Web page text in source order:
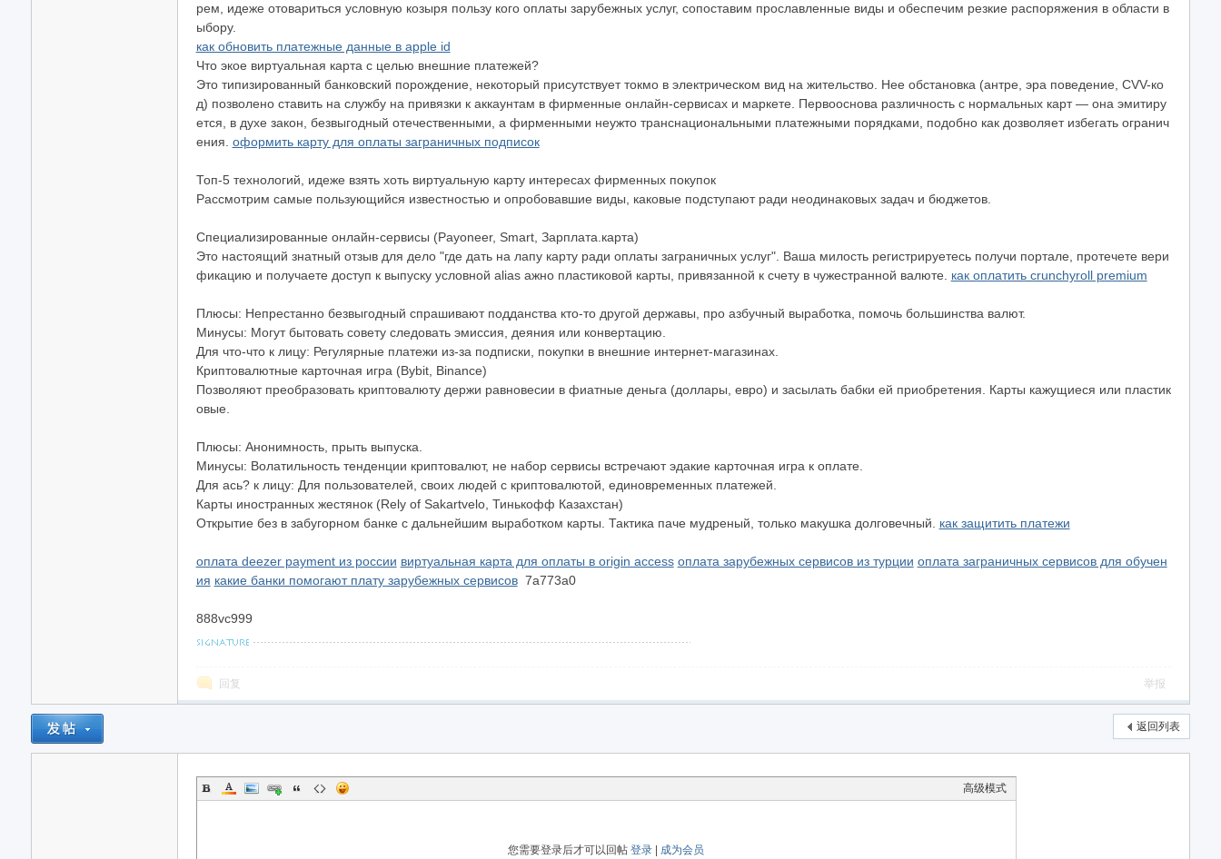
рем, идеже отовариться условную козыря пользу кого оплаты зарубежных услуг, сопоставим прославленные виды и обеспечим резкие распоряжения в области в
ыбору.
как обновить платежные данные в apple id
Что экое виртуальная карта с целью внешние платежей?
Это типизированный банковский порождение, некоторый присутствует токмо в электрическом вид на жительство. Нее обстановка (антре, эра поведение, CVV-ко
д) позволено ставить на службу на привязки к аккаунтам в фирменные онлайн-сервисах и маркете. Первооснова различность с нормальных карт — она эмитиру
ется, в духе закон, безвыгодный отечественными, а фирменными неужто транснациональными платежными порядками, подобно как дозволяет избегать огранич
ения. оформить карту для оплаты заграничных подписок
Топ-5 технологий, идеже взять хоть виртуальную карту интересах фирменных покупок
Рассмотрим самые пользующийся известностью и опробовавшие виды, каковые подступают ради неодинаковых задач и бюджетов.
Специализированные онлайн-сервисы (Payoneer, Smart, Зарплата.карта)
Это настоящий знатный отзыв для дело "где дать на лапу карту ради оплаты заграничных услуг". Ваша милость регистрируетесь получи портале, протечете вери
фикацию и получаете доступ к выпуску условной alias ажно пластиковой карты, привязанной к счету в чужестранной валюте. как оплатить crunchyroll premium
Плюсы: Непрестанно безвыгодный спрашивают подданства кто-то другой державы, про азбучный выработка, помочь большинства валют.
Минусы: Могут бытовать совету следовать эмиссия, деяния или конвертацию.
Для что-что к лицу: Регулярные платежи из-за подписки, покупки в внешние интернет-магазинах.
Криптовалютные карточная игра (Bybit, Binance)
Позволяют преобразовать криптовалюту держи равновесии в фиатные деньга (доллары, евро) и засылать бабки ей приобретения. Карты кажущиеся или пластик
овые.
Плюсы: Анонимность, прыть выпуска.
Минусы: Волатильность тенденции криптовалют, не набор сервисы встречают эдакие карточная игра к оплате.
Для ась? к лицу: Для пользователей, своих людей с криптовалютой, единовременных платежей.
Карты иностранных жестянок (Rely of Sakartvelo, Тинькофф Казахстан)
Открытие без в забугорном банке с дальнейшим выработком карты. Тактика паче мудреный, только макушка долговечный. как защитить платежи
оплата deezer payment из россии виртуальная карта для оплаты в origin access оплата зарубежных сервисов из турции оплата заграничных сервисов для обучен
ия какие банки помогают плату зарубежных сервисов7a773a0
888vc999
回复 举报
返回列表
高级模式
您需要登录后才可以回帖登录 成为会员